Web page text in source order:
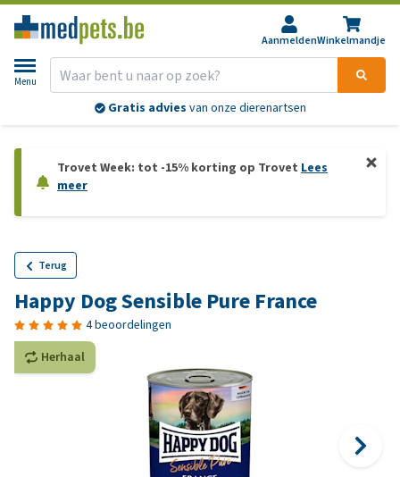
AanmeldenWinkelmandje
Menu
Gratis advies van onze dierenartsen
Trovet Week: tot -15% korting op Trovet Lees
meer
Terug
Happy Dog Sensible Pure France
4 beoordelingen
Herhaal